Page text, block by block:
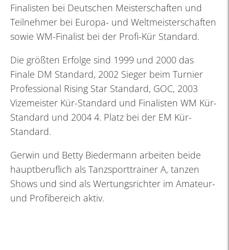
Finalisten bei Deutschen Meisterschaften und
Teilnehmer bei Europa- und Weltmeisterschaften
sowie WM-Finalist bei der Profi-Kür Standard.
Die größten Erfolge sind 1999 und 2000 das
Finale DM Standard, 2002 Sieger beim Turnier
Professional Rising Star Standard, GOC, 2003
Vizemeister Kür-Standard und Finalisten WM Kür-
Standard und 2004 4. Platz bei der EM Kür-
Standard.
Gerwin und Betty Biedermann arbeiten beide
hauptberuflich als Tanzsporttrainer A, tanzen
Shows und sind als Wertungsrichter im Amateur-
und Profibereich aktiv.